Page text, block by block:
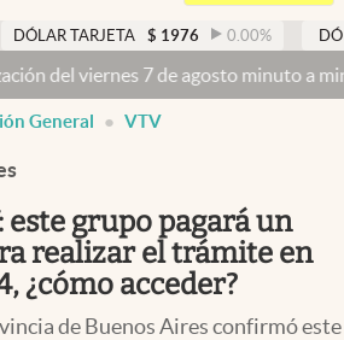
México
$ 1976 0.00% DÓLAR MEP $
7 de agosto minuto a minutoDólar
General VTV
este grupo pagará un
realizar el trámite en
¿cómo acceder?
de Buenos Aires confirmó este